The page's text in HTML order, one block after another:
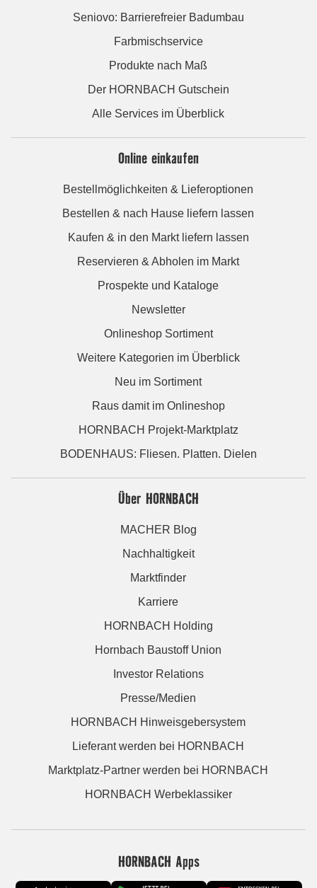
Seniovo: Barrierefreier Badumbau
Farbmischservice
Produkte nach Maß
Der HORNBACH Gutschein
Alle Services im Überblick
Online einkaufen
Bestellmöglichkeiten & Lieferoptionen
Bestellen & nach Hause liefern lassen
Kaufen & in den Markt liefern lassen
Reservieren & Abholen im Markt
Prospekte und Kataloge
Newsletter
Onlineshop Sortiment
Weitere Kategorien im Überblick
Neu im Sortiment
Raus damit im Onlineshop
HORNBACH Projekt-Marktplatz
BODENHAUS: Fliesen. Platten. Dielen
Über HORNBACH
MACHER Blog
Nachhaltigkeit
Marktfinder
Karriere
HORNBACH Holding
Hornbach Baustoff Union
Investor Relations
Presse/Medien
HORNBACH Hinweisgebersystem
Lieferant werden bei HORNBACH
Marktplatz-Partner werden bei HORNBACH
HORNBACH Werbeklassiker
HORNBACH Apps